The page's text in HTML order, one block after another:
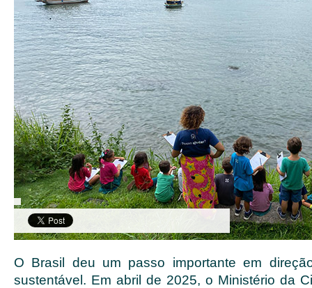
O Brasil deu um passo importante em
sustentável. Em abril de 2025, o Ministério da